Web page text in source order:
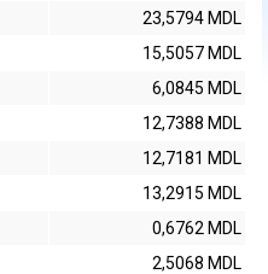
23,5794 MDL
15,5057 MDL
6,0845 MDL
12,7388 MDL
12,7181 MDL
13,2915 MDL
0,6762 MDL
2,5068 MDL